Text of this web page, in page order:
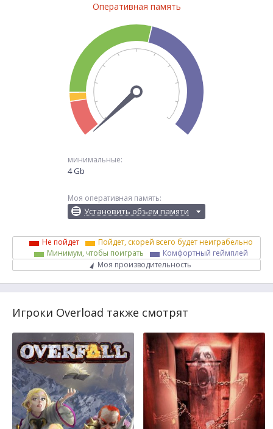
Оперативная память
минимальные:
4 Gb
Моя оперативная память:
Установить объем памяти
Не пойдет
Пойдет, скорей всего будет неиграбельно
Минимум, чтобы поиграть
Комфортный геймплей
Моя производительность
Игроки Overload также смотрят